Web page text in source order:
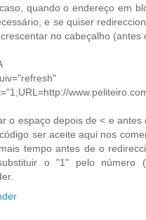
quando o endereço em
e se quiser
no cabeçalho (antes
o espaço depois de < e antes
ser aceite aqui nos
tempo antes de o
o "1" pelo número